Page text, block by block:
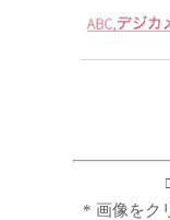
* 画像をク